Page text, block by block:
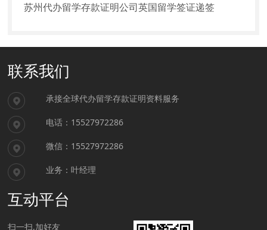
苏州代办留学存款证明公司英国留学签证递签
联系我们
承接全球代办留学存款证明资料服务
电话：15527972286
微信：15527972286
业务：叶经理
互动平台
扫一扫,加好友